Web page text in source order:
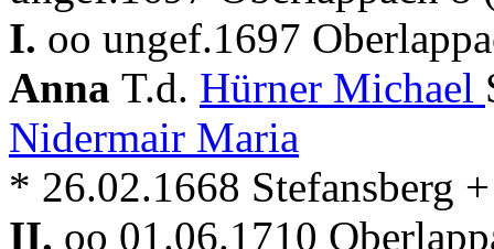
I. oo ungef.1697
Anna T.d. Hürner Michael
Nidermair Maria
* 26.02.1668 Stefansberg
II. oo 01.06.1710